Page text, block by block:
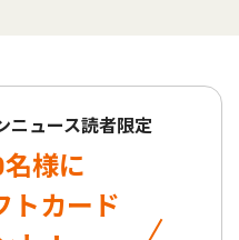
ニュース読者限定
様に
トカード